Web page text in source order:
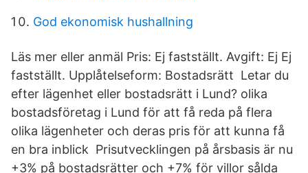
God ekonomisk hushallning
Läs mer eller anmäl Pris: Ej fastställt. Avgift: Ej Ej
fastställt. Upplåtelseform: Bostadsrätt Letar du
efter lägenhet eller bostadsrätt i Lund? olika
bostadsföretag i Lund för att få reda på flera
olika lägenheter och deras pris för att kunna få
en bra inblick Prisutvecklingen på årsbasis är nu
+3% på bostadsrätter och +7% för villor sålda